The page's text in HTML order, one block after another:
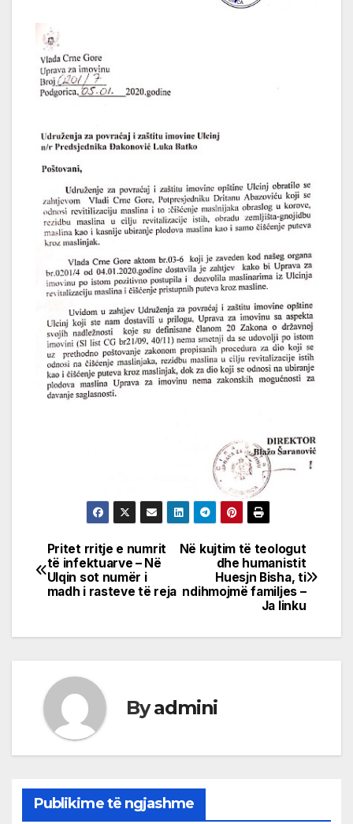
Post
navigation
Në kujtim të teologut
dhe humanistit
Huesjn Bisha, ti
ndihmojmë familjes –
Ja linku
Pritet rritje e numrit
të infektuarve – Në
Ulqin sot numër i
madh i rasteve të reja
Byadmini
Publikime të ngjashme